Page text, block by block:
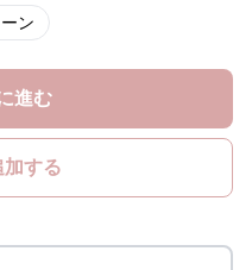
ン
進む
加する